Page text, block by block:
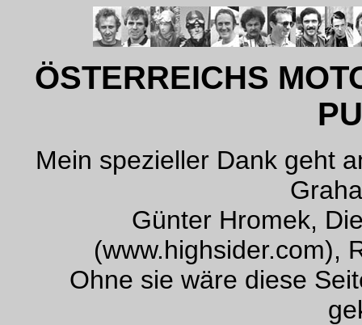
ÖSTERREICHS
Mein spezieller Dank geht
Günter Hromek,
(www.highsider.com),
Ohne sie wäre diese